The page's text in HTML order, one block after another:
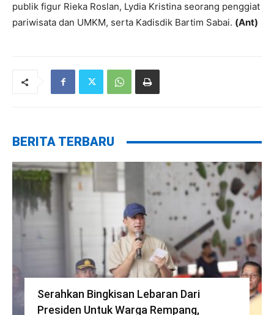
publik figur Rieka Roslan, Lydia Kristina seorang penggiat
pariwisata dan UMKM, serta Kadisdik Bartim Sabai. (Ant)
BERITA TERBARU
Serahkan Bingkisan Lebaran Dari
Presiden Untuk Warga Rempang,